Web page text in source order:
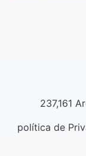
237,161
política de